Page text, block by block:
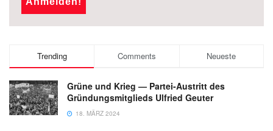
Trending Comments Neueste
Grüne und Krieg — Partei-Austritt des
Gründungsmitglieds Ulfried Geuter
18. MÄRZ 2024